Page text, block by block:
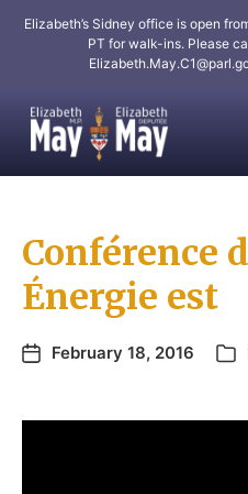
Elizabeth’s Sidney office is open
PT for walk-ins. Please
Conférence
Énergie est
February 18, 2016